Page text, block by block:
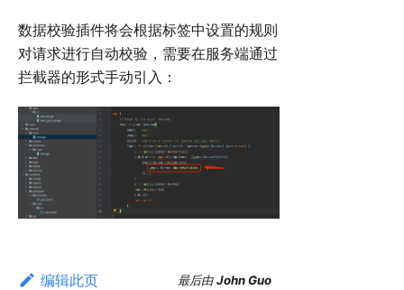
数据校验插件将会根据标签中设置的规则
对请求进行自动校验，需要在服务端通过
拦截器的形式手动引入：
编辑此页 最后由John Guo